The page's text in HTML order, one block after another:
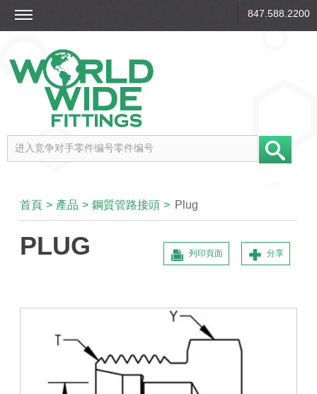
847.588.2200
首頁 > 產品 > 鋼質管路接頭 > Plug
PLUG 分享
列印頁面